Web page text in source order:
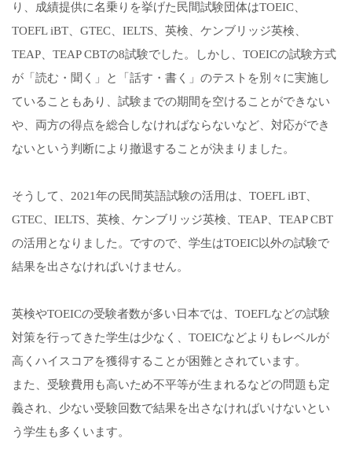
り、成績提供に名乗りを挙げた民間試験団体はTOEIC、
TOEFL iBT、GTEC、IELTS、英検、ケンブリッジ英検、
TEAP、TEAP CBTの8試験でした。しかし、TOEICの試験方式
が「読む・聞く」と「話す・書く」のテストを別々に実施し
ていることもあり、試験までの期間を空けることができない
や、両方の得点を総合しなければならないなど、対応ができ
ないという判断により撤退することが決まりました。
そうして、2021年の民間英語試験の活用は、TOEFL iBT、
GTEC、IELTS、英検、ケンブリッジ英検、TEAP、TEAP CBT
の活用となりました。ですので、学生はTOEIC以外の試験で
結果を出さなければいけません。
英検やTOEICの受験者数が多い日本では、TOEFLなどの試験
対策を行ってきた学生は少なく、TOEICなどよりもレベルが
高くハイスコアを獲得することが困難とされています。
また、受験費用も高いため不平等が生まれるなどの問題も定
義され、少ない受験回数で結果を出さなければいけないとい
う学生も多くいます。